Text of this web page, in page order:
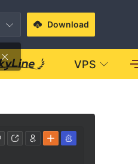
Download
VPS